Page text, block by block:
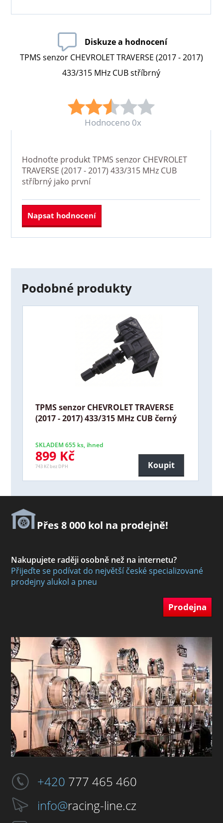
Diskuze a hodnocení
TPMS senzor CHEVROLET TRAVERSE (2017 - 2017)
433/315 MHz CUB stříbrný
Hodnoceno 0x
Hodnoťte produktTPMS senzor CHEVROLET
TRAVERSE (2017 - 2017) 433/315 MHz CUB
stříbrnýjako první
Napsat hodnocení
Podobné produkty
TPMS senzor CHEVROLET TRAVERSE
(2017 - 2017) 433/315 MHz CUB černý
SKLADEM 655 ks, ihned
899 Kč
743 Kč bez DPH Koupit
Přes 8 000 kol na prodejně!
Nakupujete raději osobně než na internetu?
Přijeďte se podívat do největší české specializované
prodejny alukol a pneu
Prodejna
+420 777 465 460
info@racing-line.cz